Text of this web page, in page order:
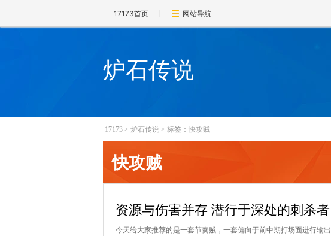
17173首页 网站导航
炉石传说
17173 > 炉石传说 > 标签：快攻贼
快攻贼
资源与伤害并存 潜行于深处的刺杀者
今天给大家推荐的是一套节奏贼，一套偏向于前中期打场面进行输